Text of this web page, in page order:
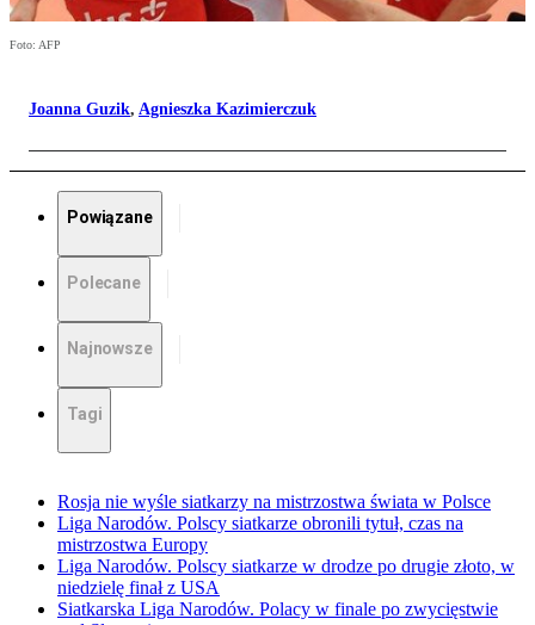
Foto: AFP
Joanna Guzik, Agnieszka Kazimierczuk
Powiązane
Polecane
Najnowsze
Tagi
Rosja nie wyśle siatkarzy na mistrzostwa świata w Polsce
Liga Narodów. Polscy siatkarze obronili tytuł, czas na
mistrzostwa Europy
Liga Narodów. Polscy siatkarze w drodze po drugie złoto, w
niedzielę finał z USA
Siatkarska Liga Narodów. Polacy w finale po zwycięstwie